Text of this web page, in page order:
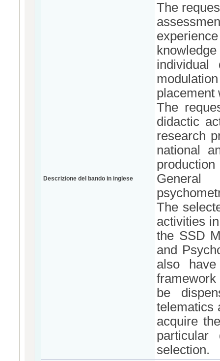
Descrizione del bando in inglese
The
individual
placement
The
didactic
research
national
The
activities
the SSD
and
also
be
telematics
acquire
selection.